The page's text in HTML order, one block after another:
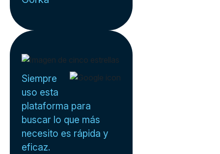
Siempre
uso esta
plataforma para
buscar lo que más
necesito es rápida y
eficaz.